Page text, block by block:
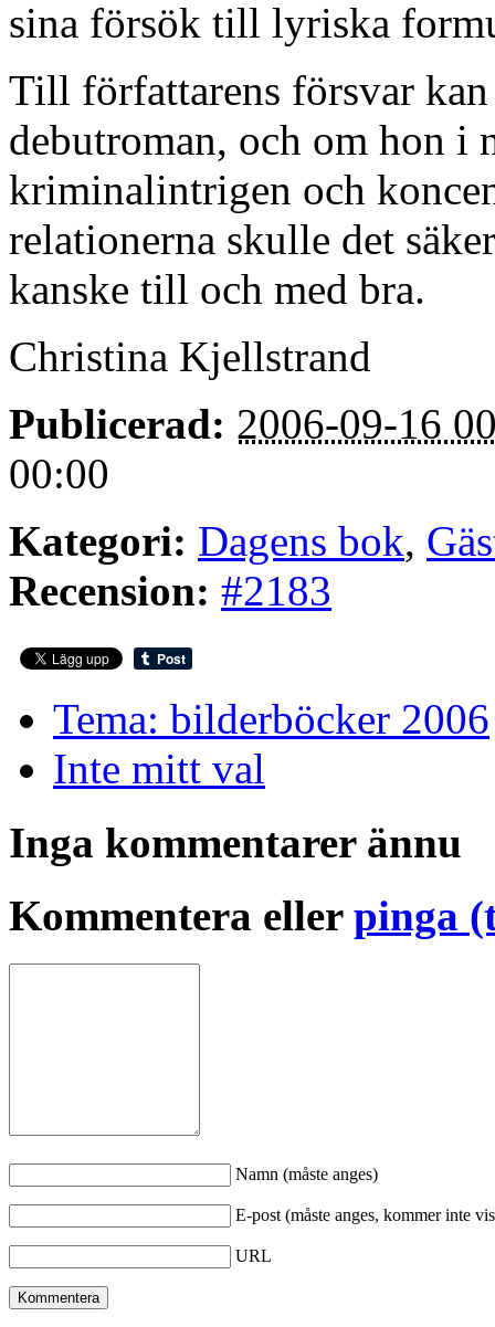
sina försök till lyriska
Till författarens försvar kan
debutroman, och om hon i
kriminalintrigen och
relationerna skulle det
kanske till och med bra.
Christina Kjellstrand
Publicerad: 2006-09-16
00:00
Kategori: Dagens bok,
Recension: #2183
Tema: bilderböcker 2006
Inte mitt val
Inga kommentarer ännu
Kommentera eller pinga
Namn (måste anges)
E-post (måste anges, kommer inte
URL